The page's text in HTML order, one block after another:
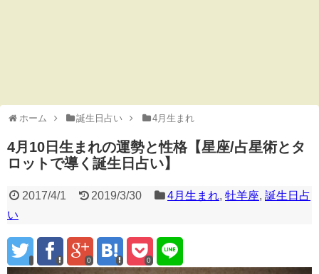
ホーム 誕生日占い 4月生まれ
4月10日生まれの運勢と性格【星座/占星術とタ
ロットで導く誕生日占い】
2017/4/1 2019/3/30 4月生まれ,牡羊座,誕生日占
い
0 0